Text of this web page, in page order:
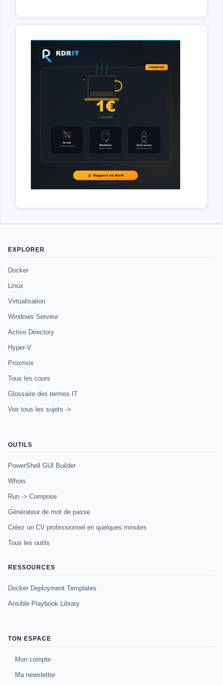
EXPLORER
Docker
Linux
Virtualisation
Windows Serveur
Active Directory
Hyper-V
Proxmox
Tous les cours
Glossaire des termes IT
Voir tous les sujets ->
OUTILS
PowerShell GUI Builder
Whois
Run -> Compose
Générateur de mot de passe
Créez un CV professionnel en quelques minutes
Tous les outils
RESSOURCES
Docker Deployment Templates
Ansible Playbook Library
TON ESPACE
Mon compte
Ma newsletter